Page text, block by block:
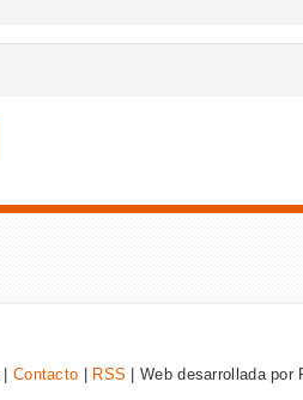
Contacto RSS | Web desarrollada por